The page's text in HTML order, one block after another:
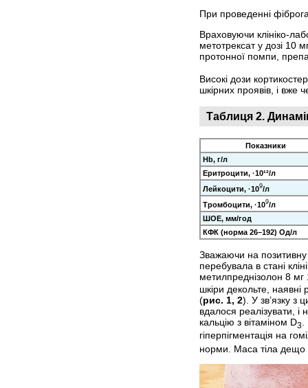
При проведенні
Враховуючи клініко-
метотрексат у дозі 10
протонної помпи,
Високі дози
шкірних проявів, і вже
Таблиця 2.
Показники
Hb, г/л
Еритроцити, ·10¹²/л
Лейкоцити, ·109/л
Тромбоцити, ·109/л
ШОЕ, мм/год
КФК (норма 26–192) Од/л
Зважаючи на позитивну
перебувала в стані
метилпреднізолон 8 мг
шкіри декольте, наявні
(рис. 1, 2). У зв’язку з
вдалося реалізувати,
кальцію з вітаміном D3.
гіперпігментація на
норми. Маса тіла дещо